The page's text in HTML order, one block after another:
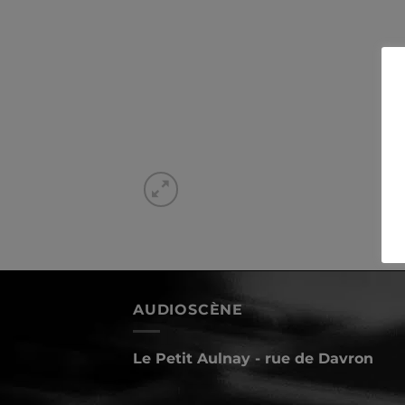
AUDIOSCÈNE
Le Petit Aulnay - rue de Davron